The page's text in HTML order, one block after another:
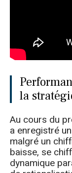
la
Au cours du
a enregistré
malgré un
baisse, se
dynamique